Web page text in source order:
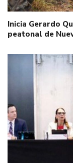
Inicia Gerardo
peatonal de